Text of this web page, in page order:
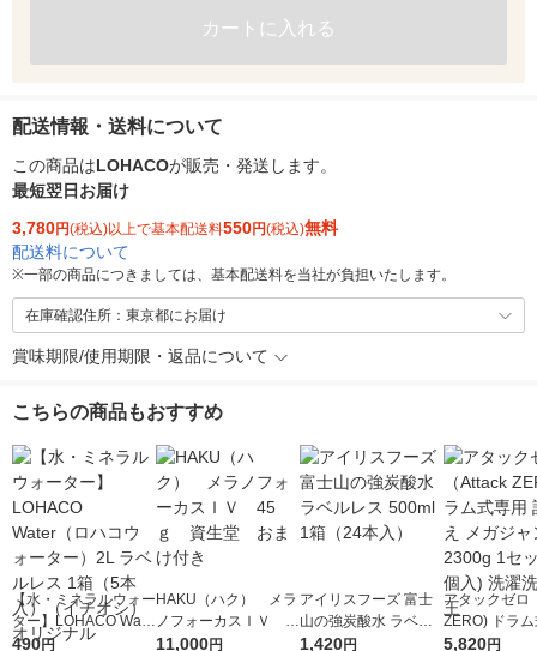
カートに入れる
配送情報・送料について
この商品はLOHACOが販売・発送します。
最短翌日お届け
3,780円(税込)以上で基本配送料550円(税込)無料
配送料について
※一部の商品につきましては、基本配送料を当社が負担いたします。
在庫確認住所：東京都にお届け
賞味期限/使用期限・返品について
こちらの商品もおすすめ
【水・ミネラルウォー
ター】LOHACO Wate
r（ロハコウォータ
490円
HAKU（ハク） メラ
ノフォーカスＩＶ 4
5ｇ 資生堂 おまけ
11,000円
アイリスフーズ 富士
山の強炭酸水 ラベル
レス 500ml 1箱（24
1,420円
アタックゼロ
ZERO) ドラ
詰め替え メガ
5,820円